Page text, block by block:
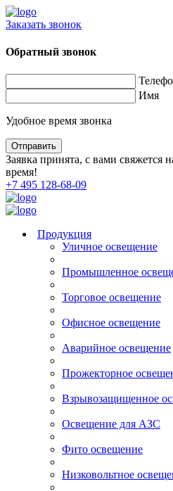
Заказать звонок
Обратный звонок
Имя
Удобное время звонка
Заявка принята, с вами свяжется
время!
+7 495 128-68-09
Продукция
Уличное освещение
Промышленное
Торговое освещение
Офисное освещение
Аварийное освещение
Прожекторное
Взрывозащищенное
Освещение для АЗС
Фито освещение
Низковольтное